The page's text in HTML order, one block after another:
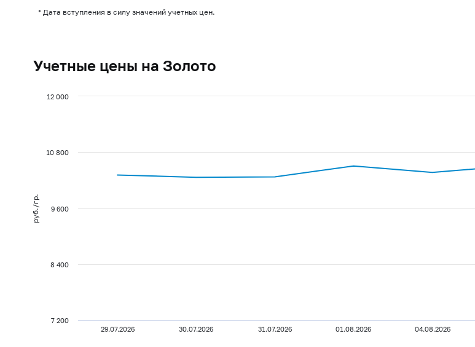
* Дата вступления в силу значений учетных цен.
Учетные цены на Золото
руб./гр.
29.07.2026 30.07.2026 31.07.2026 01.08.2026 04.08.2026
7 200
8 400
9 600
10 800
12 000